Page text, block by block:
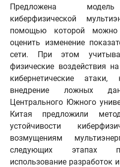
Предложена модель
киберфизической
помощью которой
оценить изменение
сети. При этом
физические воздействия
кибернетические
внедрение ложных
Центрального Южного
Китая предложили
устойчивости
возмущениям
следующих этапах
использование разработок